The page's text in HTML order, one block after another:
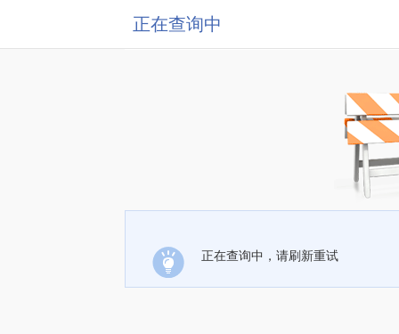
正在查询中
正在查询中，请刷新重试